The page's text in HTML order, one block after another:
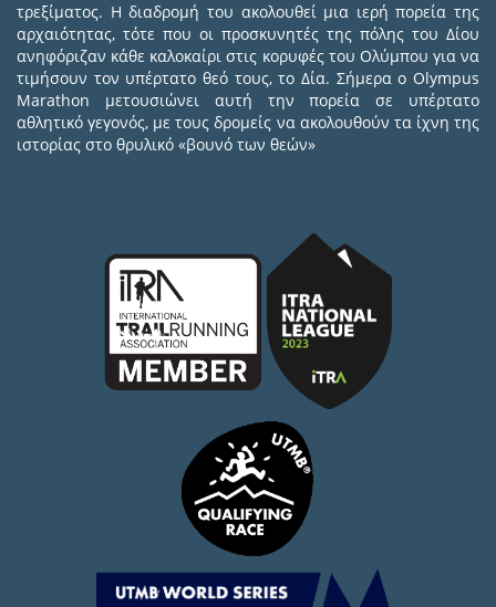
τρεξίματος. Η διαδρομή του ακολουθεί μια ιερή πορεία της
αρχαιότητας, τότε που οι προσκυνητές της πόλης του Δίου
ανηφόριζαν κάθε καλοκαίρι στις κορυφές του Ολύμπου για να
τιμήσουν τον υπέρτατο θεό τους, το Δία. Σήμερα ο Olympus
Marathon μετουσιώνει αυτή την πορεία σε υπέρτατο
αθλητικό γεγονός, με τους δρομείς να ακολουθούν τα ίχνη της
ιστορίας στο θρυλικό «βουνό των θεών»